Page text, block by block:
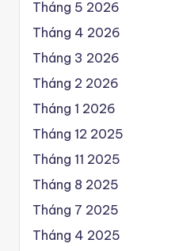
Tháng 5 2026
Tháng 4 2026
Tháng 3 2026
Tháng 2 2026
Tháng 1 2026
Tháng 12 2025
Tháng 11 2025
Tháng 8 2025
Tháng 7 2025
Tháng 4 2025